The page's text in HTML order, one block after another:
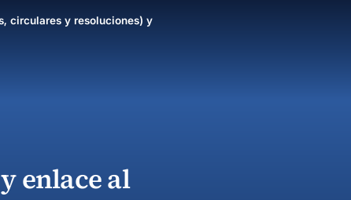
circulares y resoluciones) y
enlace al